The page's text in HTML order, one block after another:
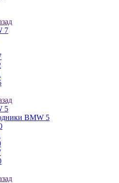
7
5
BMW 5